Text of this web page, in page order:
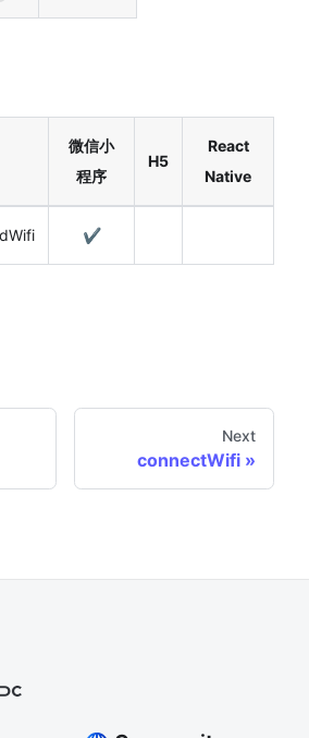
微信小
程序
H5
React
Native
✔️
Next
connectWifi